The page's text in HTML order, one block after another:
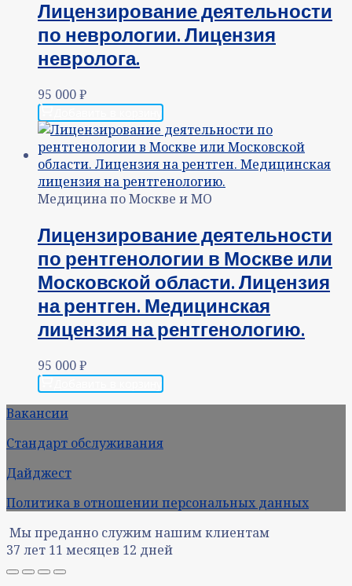
Лицензирование деятельности
по неврологии. Лицензия
невролога.
95 000₽
Медицина по Москве и МО
Лицензирование деятельности
по рентгенологии в Москве или
Московской области. Лицензия
на рентген. Медицинская
лицензия на рентгенологию.
95 000₽
Вакансии
Стандарт обслуживания
Дайджест
Политика в отношении персональных данных
Мы преданно служим нашим клиентам
37 лет 11 месяцев 12 дней